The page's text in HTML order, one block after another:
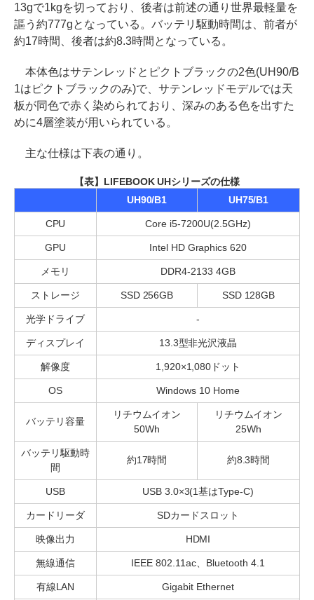
13gで1kgを切っており、後者は前述の通り世界最軽量を
謳う約777gとなっている。バッテリ駆動時間は、前者が
約17時間、後者は約8.3時間となっている。
本体色はサテンレッドとピクトブラックの2色(UH90/B
1はピクトブラックのみ)で、サテンレッドモデルでは天
板が同色で赤く染められており、深みのある色を出すた
めに4層塗装が用いられている。
主な仕様は下表の通り。
【表】LIFEBOOK UHシリーズの仕様
UH90/B1
UH75/B1
CPU Core i5-7200U(2.5GHz)
GPU Intel HD Graphics 620
メモリ DDR4-2133 4GB
ストレージ SSD 256GB SSD 128GB
光学ドライブ -
ディスプレイ 13.3型非光沢液晶
解像度 1,920×1,080ドット
OS Windows 10 Home
バッテリ容量
リチウムイオン
50Wh
リチウムイオン
25Wh
バッテリ駆動時
間
約17時間 約8.3時間
USB USB 3.0×3(1基はType-C)
カードリーダ SDカードスロット
映像出力 HDMI
無線通信 IEEE 802.11ac、Bluetooth 4.1
有線LAN Gigabit Ethernet